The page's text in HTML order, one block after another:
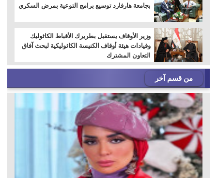
بجامعة هارفارد توسيع برامج التوعية بمرض السكري
وزير الأوقاف يستقبل بطريرك الأقباط الكاثوليك
وقيادات هيئة أوقاف الكنيسة الكاثوليكية لبحث آفاق
التعاون المشترك
من قسم آخر